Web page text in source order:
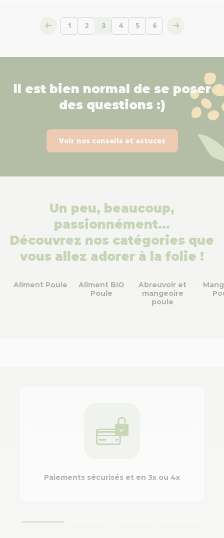
Page
1 Page
2 Vous lisez actuellement la page
3 Page
4 Page
5 Page
6
Il est bien normal de se poser
des questions :)
Voir nos conseils et astuces
Un peu, beaucoup,
passionnément…
Découvrez nos catégories que
vous allez adorer à la folie !
Aliment Poule
Aliment BIO
Poule
Abreuvoir et
mangeoire
poule
Paiements sécurisés et en 3x ou 4x